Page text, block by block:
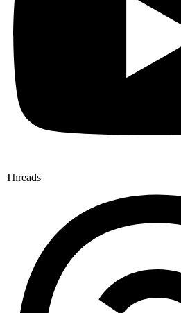
Threads